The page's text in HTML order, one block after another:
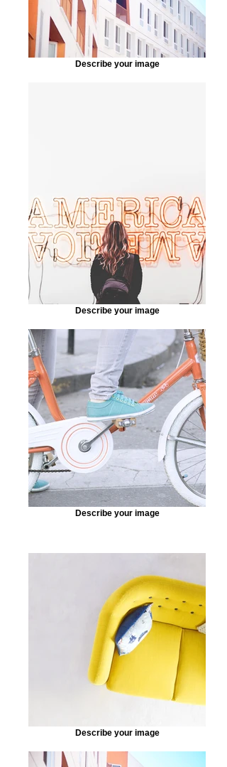
Describe your image
Describe your image
Describe your image
Describe your image